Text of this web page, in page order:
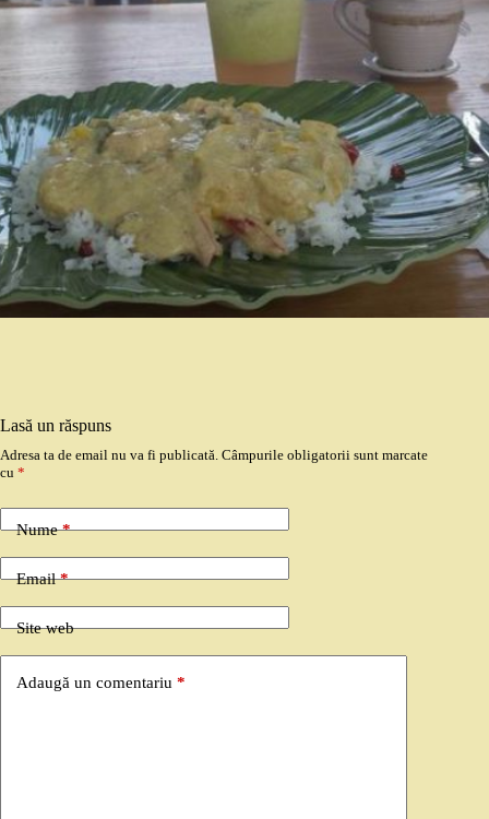
Lasă un răspuns
Adresa ta de email nu va fi publicată. Câmpurile obligatorii sunt marcate
cu *
Nume*
Email*
Site web
Adaugă un comentariu *